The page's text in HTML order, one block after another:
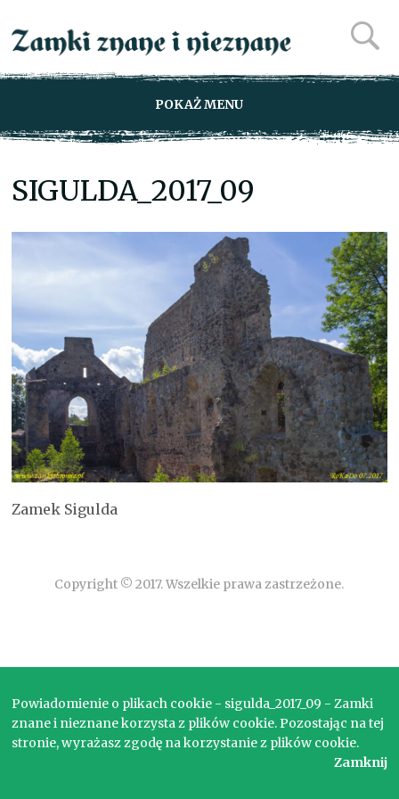
POKAŻ MENU
SIGULDA_2017_09
Zamek Sigulda
Copyright © 2017. Wszelkie prawa zastrzeżone.
Powiadomienie o plikach cookie - sigulda_2017_09 - Zamki
znane i nieznane korzysta z plików cookie. Pozostając na tej
stronie, wyrażasz zgodę na korzystanie z plików cookie.
Zamknij